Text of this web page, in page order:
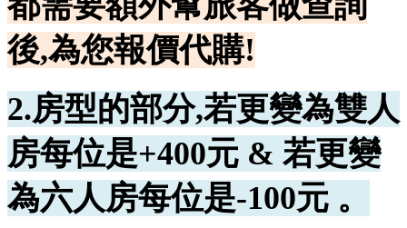
後,為您報價代購!
2.房型的部分,若更變為雙人
房每位是+400元 & 若更變
為六人房每位是-100元 。